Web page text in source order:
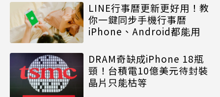
LINE行事曆更新更好用！教
你一鍵同步手機行事曆
iPhone、Android都能用
DRAM奇缺成iPhone 18瓶
頸！台積電10億美元待封裝
晶片只能枯等